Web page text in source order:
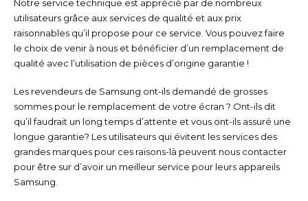
Notre service technique est apprécié par de nombreux
utilisateurs grâce aux services de qualité et aux prix
raisonnables qu’il propose pour ce service. Vous pouvez faire
le choix de venir à nous et bénéficier d’un remplacement de
qualité avec l’utilisation de pièces d’origine garantie !
Les revendeurs de Samsung ont-ils demandé de grosses
sommes pour le remplacement de votre écran ? Ont-ils dit
qu’il faudrait un long temps d’attente et vous ont-ils assuré une
longue garantie? Les utilisateurs qui évitent les services des
grandes marques pour ces raisons-là peuvent nous contacter
pour être sur d’avoir un meilleur service pour leurs appareils
Samsung.